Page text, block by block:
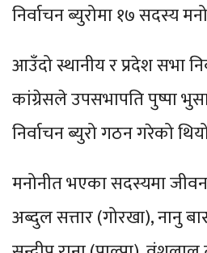
निर्वाचन ब्युरोमा १७ सदस्य
आउँदो स्थानीय र प्रदेश सभा
कांग्रेसले उपसभापति पुष्पा
निर्वाचन ब्युरो गठन गरेको
मनोनीत भएका सदस्यमा
अब्दुल सत्तार (गोरखा), नानु